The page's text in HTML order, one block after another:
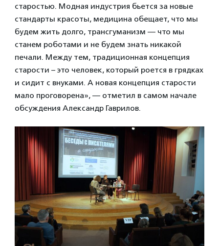
старостью. Модная индустрия бьется за новые
стандарты красоты, медицина обещает, что мы
будем жить долго, трансгуманизм — что мы
станем роботами и не будем знать никакой
печали. Между тем, традиционная концепция
старости – это человек, который роется в грядках
и сидит с внуками. А новая концепция старости
мало проговорена», — отметил в самом начале
обсуждения Александр Гаврилов.